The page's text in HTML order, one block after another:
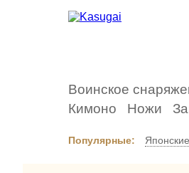
Воинское
Кимоно
Ножи
Популярные: